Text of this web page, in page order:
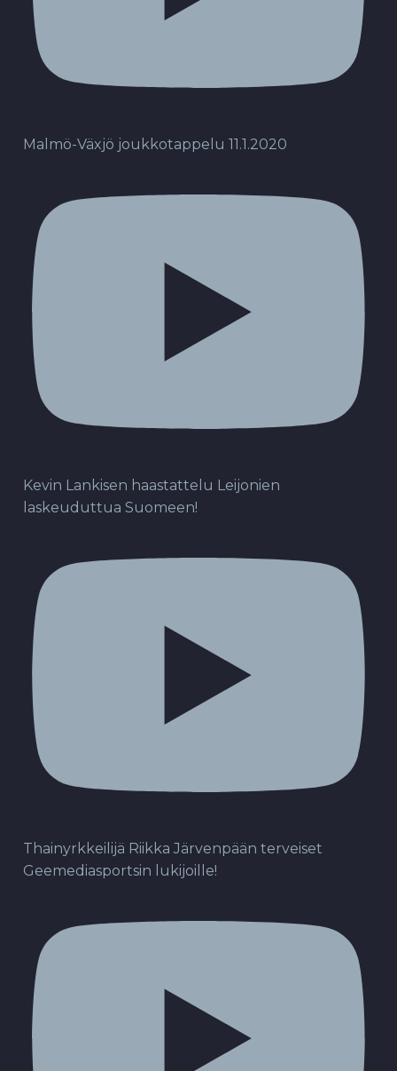
Malmö-Växjö joukkotappelu 11.1.2020
Kevin Lankisen haastattelu Leijonien
laskeuduttua Suomeen!
Thainyrkkeilijä Riikka Järvenpään terveiset
Geemediasportsin lukijoille!